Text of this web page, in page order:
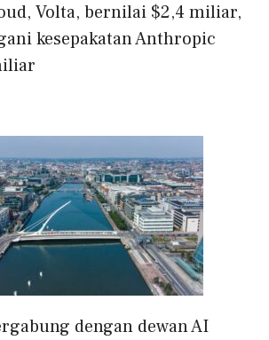
Volta, bernilai $2,4 miliar,
kesepakatan Anthropic
dengan dewan AI